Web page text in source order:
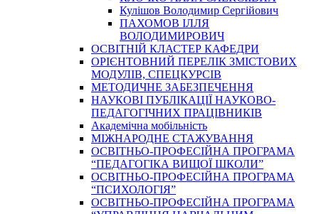
Кулішов Володимир Сергійович
ПАХОМОВ ІЛЛЯ
ВОЛОДИМИРОВИЧ
ОСВІТНІЙ КЛАСТЕР КАФЕДРИ
ОРІЄНТОВНИЙ ПЕРЕЛІК ЗМІСТОВИХ
МОДУЛІВ, СПЕЦКУРСІВ
МЕТОДИЧНЕ ЗАБЕЗПЕЧЕННЯ
НАУКОВІ ПУБЛІКАЦІЇ НАУКОВО-
ПЕДАГОГІЧНИХ ПРАЦІВНИКІВ
Академічна мобільність
МІЖНАРОДНЕ СТАЖУВАННЯ
ОСВІТНЬО-ПРОФЕСІЙНА ПРОГРАМА
“ПЕДАГОГІКА ВИЩОЇ ШКОЛИ”
ОСВІТНЬО-ПРОФЕСІЙНА ПРОГРАМА
“ПСИХОЛОГІЯ”
ОСВІТНЬО-ПРОФЕСІЙНА ПРОГРАМА